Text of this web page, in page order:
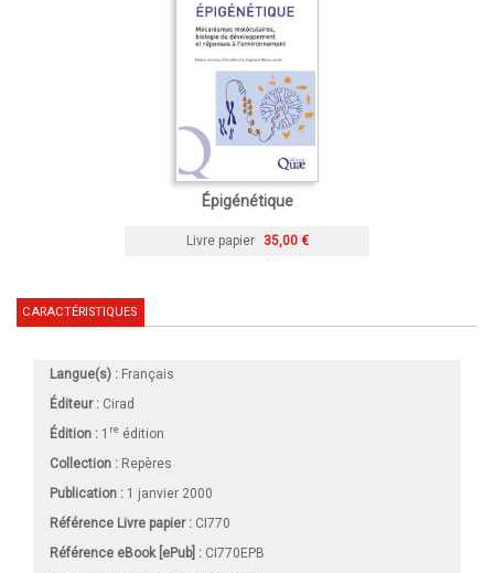
Épigénétique
Livre papier 35,00 €
CARACTÉRISTIQUES
Langue(s) : Français
Éditeur : Cirad
Édition : 1 re édition
Collection : Repères
Publication : 1 janvier 2000
Référence Livre papier : CI770
Référence eBook [ePub] : CI770EPB